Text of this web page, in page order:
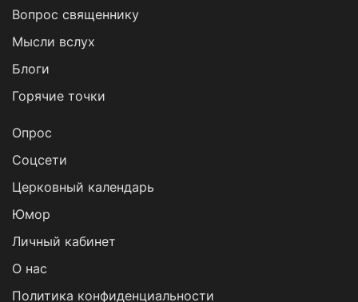
Вопрос священнику
Мысли вслух
Блоги
Горячие точки
Опрос
Cоцсети
Церковный календарь
Юмор
Личный кабинет
О нас
Политика конфиденциальности